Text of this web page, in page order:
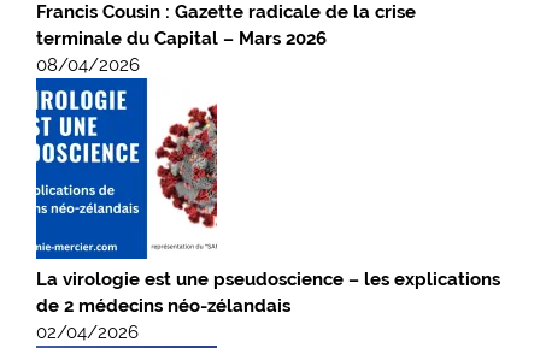
Francis Cousin : Gazette radicale de la crise
terminale du Capital – Mars 2026
08/04/2026
La virologie est une pseudoscience – les explications
de 2 médecins néo-zélandais
02/04/2026